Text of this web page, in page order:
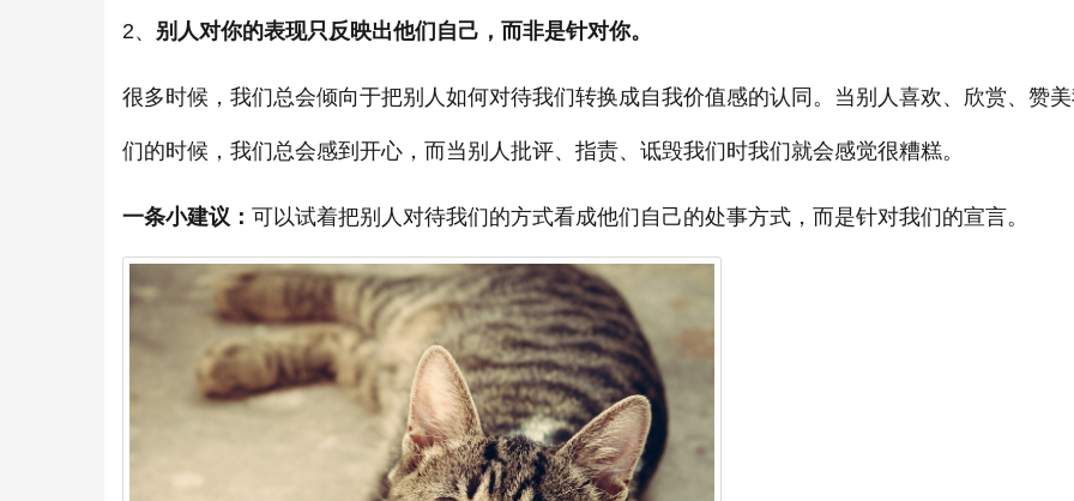
2、 别人对你的表现只反映出他们自己，而非是针对你。
很多时候，我们总会倾向于把别人如何对待我们转换成自我价值感的认同。当别人喜欢、欣赏、赞
们的时候，我们总会感到开心，而当别人批评、指责、诋毁我们时我们就会感觉很糟糕。
一条小建议： 可以试着把别人对待我们的方式看成他们自己的处事方式，而是针对我们的宣言。